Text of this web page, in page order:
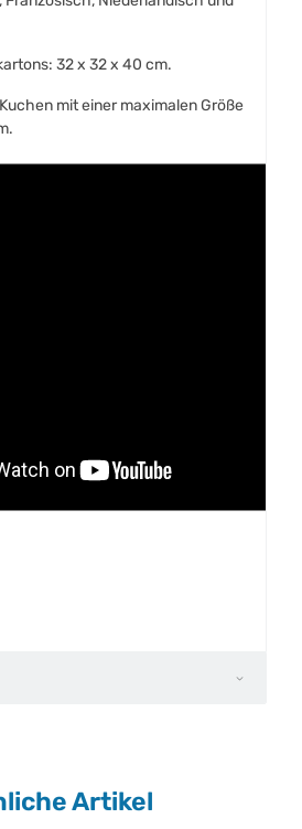
32 x 32 x 40 cm.
mit einer maximalen Größe
Artikel